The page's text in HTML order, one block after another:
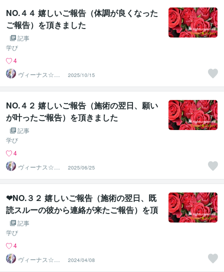
NO.４４ 嬉しいご報告（体調が良くなった
ご報告）を頂きました
記事
学び
4
ヴィーナス☆パ
ワー
2025/10/15
NO.４２ 嬉しいご報告（施術の翌日、願い
が叶ったご報告）を頂きました
記事
学び
4
ヴィーナス☆パ
ワー
2025/06/25
❤NO.３２ 嬉しいご報告（施術の翌日、既
読スルーの彼から連絡が来たご報告）を頂
きました
記事
学び
4
ヴィーナス☆パ
ワー
2024/04/08